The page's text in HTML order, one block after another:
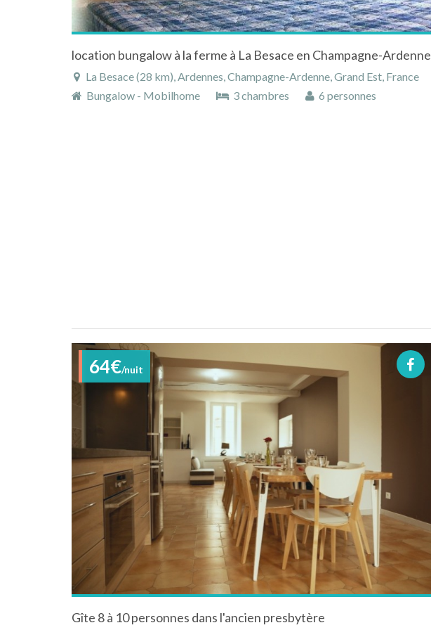
location bungalow à la ferme à La Besace en Champagne-Ardenne
La Besace (28 km), Ardennes, Champagne-Ardenne, Grand Est, France
Bungalow - Mobilhome
3 chambres 6 personnes
64€/nuit
Gîte 8 à 10 personnes dans l'ancien presbytère